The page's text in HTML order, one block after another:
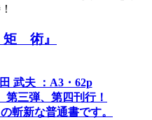
術』
武夫 ：A3・62p
三弾、第四刊行！
斬新な普通書です。